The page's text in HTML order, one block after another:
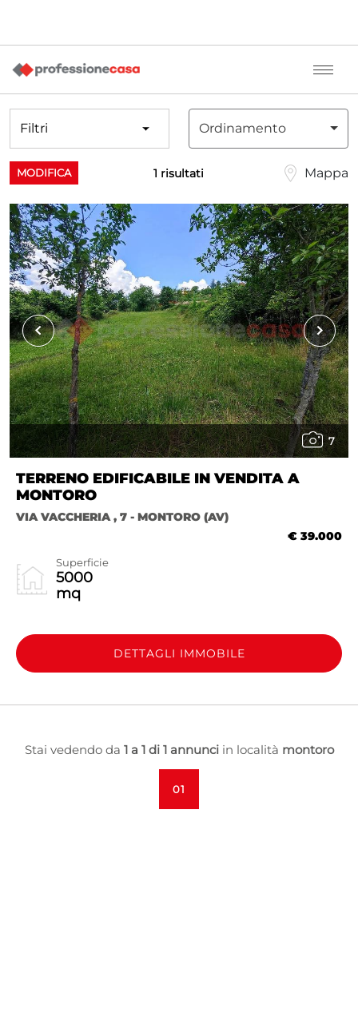
Filtri Ordinamento
MODIFICA 1 risultati Mappa
7
TERRENO EDIFICABILE IN VENDITA A
MONTORO
VIA VACCHERIA , 7 - MONTORO (AV)
€ 39.000
Superficie
5000
mq
DETTAGLI IMMOBILE
Stai vedendo da 1 a 1 di 1 annunciin località montoro
01